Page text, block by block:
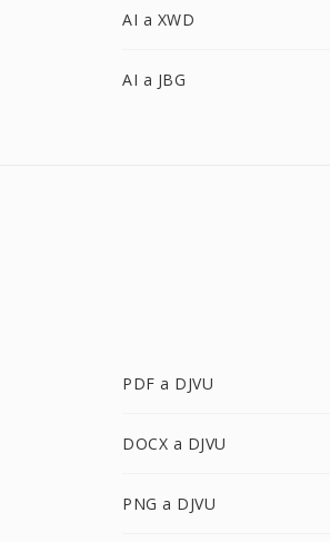
AI a XWD
AI a JBG
PDF a DJVU
DOCX a DJVU
PNG a DJVU